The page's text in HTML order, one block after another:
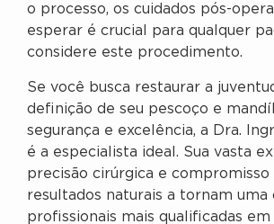
o processo, os cuidados pós-
esperar é crucial para qualquer
considere este procedimento.
Se você busca restaurar a
definição de seu pescoço e
segurança e excelência, a Dra.
é a especialista ideal. Sua vasta
precisão cirúrgica e compromisso
resultados naturais a tornam uma
profissionais mais qualificadas